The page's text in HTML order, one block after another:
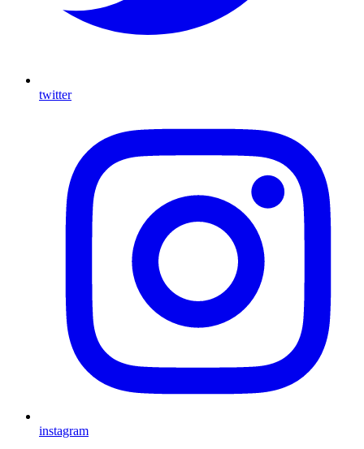
twitter
instagram